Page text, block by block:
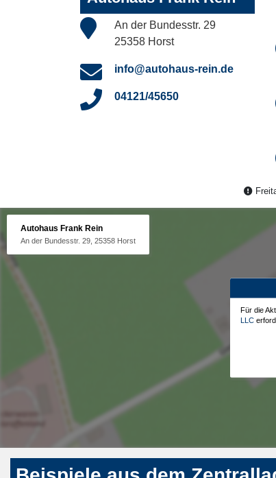
An der Bundesstr. 29
25358 Horst
info@autohaus-rein.de
04121/45650
Autohaus Frank Rein
An der Bundesstr. 29, 25358 Horst
Für die
LLC